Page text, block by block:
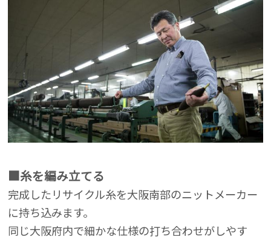
■糸を編み立てる
完成したリサイクル糸を大阪南部のニットメーカー
に持ち込みます。
同じ大阪府内で細かな仕様の打ち合わせがしやす